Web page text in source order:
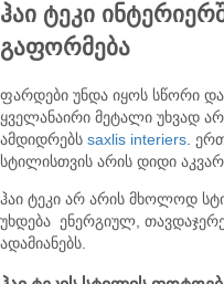
ჰაი ტეკი
გაფორმება
ფარდები უნდა იყოს სწორი
ყველანაირი მეტალი უხვად
ამდიდრებს saxlis interiers .
სტილისთვის არის დიდი
ჰაი ტეკი არ არის მხოლოდ
უხდება ენერგიულ,
ადამიანებს.